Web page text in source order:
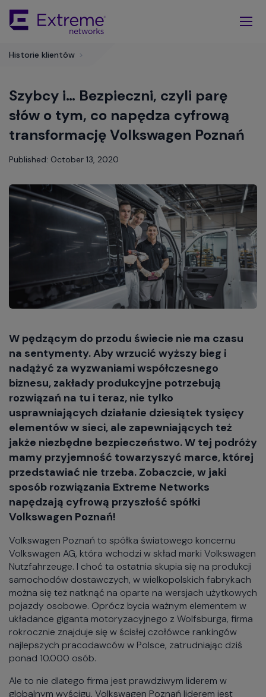
Main
Historie klientów >
Szybcy i… Bezpieczni, czyli parę
słów o tym, co napędza cyfrową
transformację Volkswagen Poznań
Published: October 13, 2020
W pędzącym do przodu świecie nie ma czasu
na sentymenty. Aby wrzucić wyższy bieg i
nadążyć za wyzwaniami współczesnego
biznesu, zakłady produkcyjne potrzebują
rozwiązań na tu i teraz, nie tylko
usprawniających działanie dziesiątek tysięcy
elementów w sieci, ale zapewniających też
jakże niezbędne bezpieczeństwo. W tej podróży
mamy przyjemność towarzyszyć marce, której
przedstawiać nie trzeba. Zobaczcie, w jaki
sposób rozwiązania Extreme Networks
napędzają cyfrową przyszłość spółki
Volkswagen Poznań!
Volkswagen Poznań to spółka światowego koncernu
Volkswagen AG, która wchodzi w skład marki Volkswagen
Nutzfahrzeuge. I choć ta ostatnia skupia się na produkcji
samochodów dostawczych, w wielkopolskich fabrykach
można się też natknąć na oparte na wersjach użytkowych
pojazdy osobowe. Oprócz bycia ważnym elementem w
układance giganta motoryzacyjnego z Wolfsburga, firma
rokrocznie znajduje się w ścisłej czołówce rankingów
najlepszych pracodawców w Polsce, zatrudniając dziś
ponad 10.000 osób.
Ale to nie dlatego firma jest prawdziwym liderem w
globalnym wyścigu. Volkswagen Poznań liderem jest